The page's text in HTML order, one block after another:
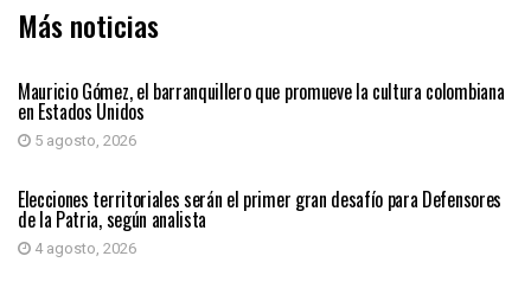
Más noticias
Mauricio Gómez, el barranquillero que promueve la cultura colombiana
en Estados Unidos
5 agosto, 2026
PRIMER PLANO
Elecciones territoriales serán el primer gran desafío para Defensores
de la Patria, según analista
4 agosto, 2026